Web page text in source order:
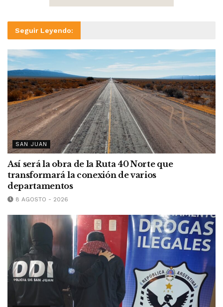
Seguir Leyendo:
SAN JUAN
Así será la obra de la Ruta 40 Norte que
transformará la conexión de varios
departamentos
8 AGOSTO - 2026